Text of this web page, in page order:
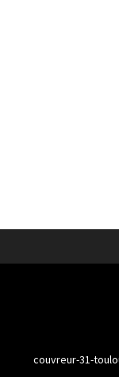
couvreur-31-